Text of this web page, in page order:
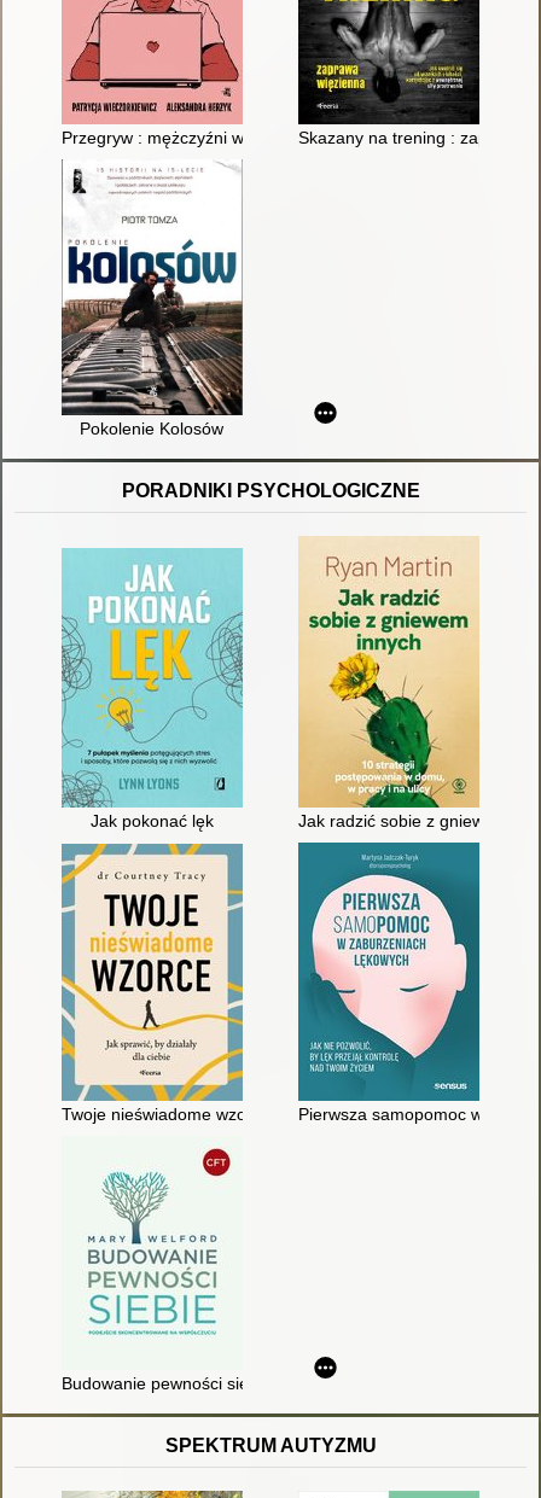
Przegryw : mężczyźni w pułapce gniewu i samotności
Skazany na trening : zaprawa
Pokolenie Kolosów
PORADNIKI PSYCHOLOGICZNE
Jak pokonać lęk Jak radzić sobie z gniewem
Twoje nieświadome wzorce : jak sprawić, by działały dla ciebie
Pierwsza samopomoc w
Budowanie pewności siebie : podejście skoncentrowane na
SPEKTRUM AUTYZMU